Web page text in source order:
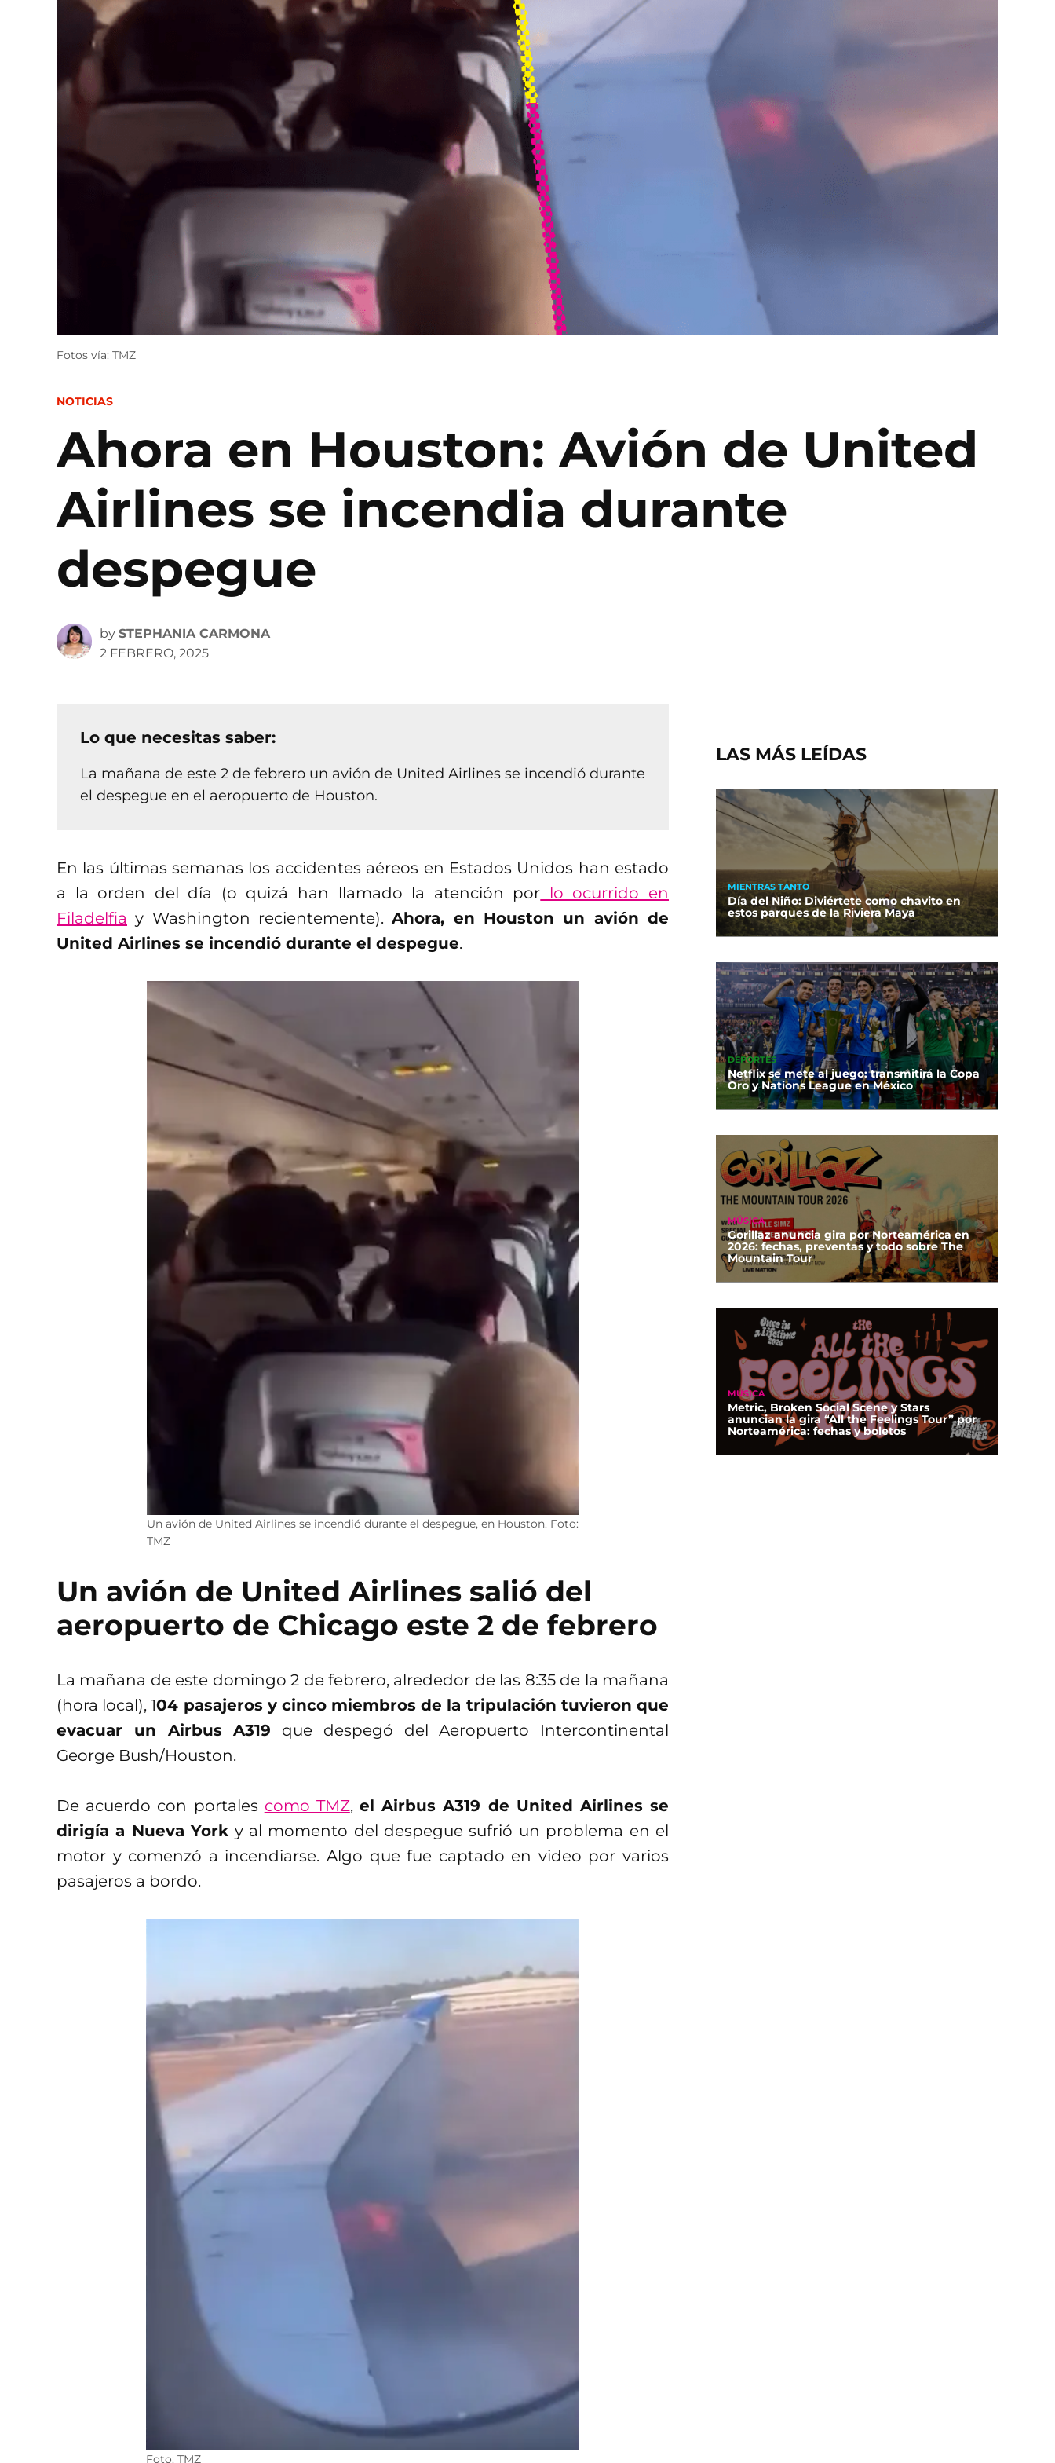
Fotos vía: TMZ
POSTED
NOTICIAS
Ahora en Houston: Avión de United
Airlines se incendia durante
despegue
by STEPHANIA CARMONA
2 FEBRERO, 2025
Lo que necesitas saber:
La mañana de este 2 de febrero un avión de United Airlines se incendió durante
el despegue en el aeropuerto de Houston.
En las últimas semanas los accidentes aéreos en Estados Unidos han estado
a la orden del día (o quizá han llamado la atención por lo ocurrido en
Filadelfia y Washington recientemente).Ahora, en Houston un avión de
United Airlines se incendió durante el despegue.
Un avión de United Airlines se incendió durante el despegue, en Houston. Foto:
TMZ
Un avión de United Airlines salió del
aeropuerto de Chicago este 2 de febrero
La mañana de este domingo 2 de febrero, alrededor de las 8:35 de la mañana
(hora local), 104 pasajeros y cinco miembros de la tripulación tuvieron que
evacuar un Airbus A319 que despegó del Aeropuerto Intercontinental
George Bush/Houston.
De acuerdo con portales como TMZ,el Airbus A319 de United Airlines se
dirigía a Nueva York y al momento del despegue sufrió un problema en el
motor y comenzó a incendiarse. Algo que fue captado en video por varios
pasajeros a bordo.
Foto: TMZ
LAS MÁS LEÍDAS
MIENTRAS TANTO
Día del Niño: Diviértete como chavito en
estos parques de la Riviera Maya
DEPORTES
Netflix se mete al juego: transmitirá la Copa
Oro y Nations League en México
MÚSICA
Gorillaz anuncia gira por Norteamérica en
2026: fechas, preventas y todo sobre The
Mountain Tour
MÚSICA
Metric, Broken Social Scene y Stars
anuncian la gira “All the Feelings Tour” por
Norteamérica: fechas y boletos